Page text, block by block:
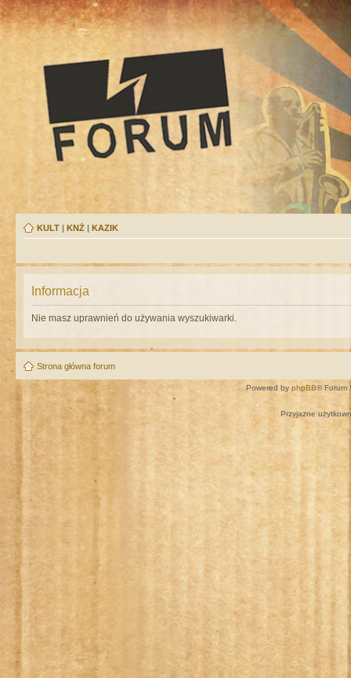
KULT | KNŻ | KAZIK
Informacja
Nie masz uprawnień do używania wyszukiwarki.
Strona główna forum
Powered by phpBB® Forum
Przyjazne